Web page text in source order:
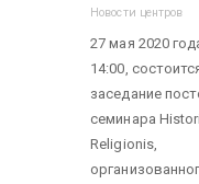
Новости центров
27 мая 2020
14:00,
заседание
семинара
Religionis,